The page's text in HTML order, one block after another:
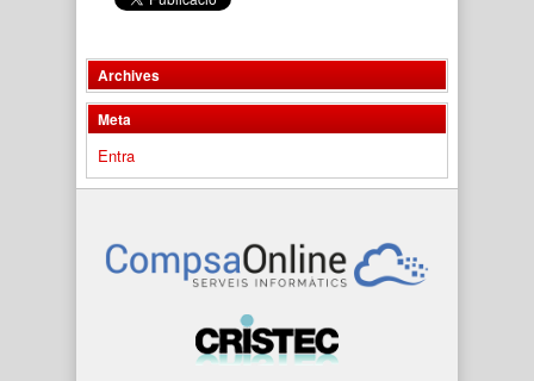
Archives
Meta
Entra